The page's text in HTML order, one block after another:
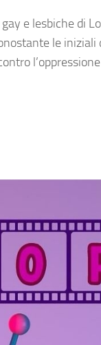
e lesbiche di
le
l’oppressione